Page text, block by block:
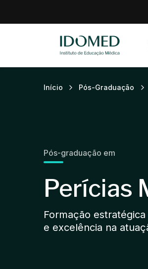
Início Pós-Graduação
Pós-graduação em
Perícias
Formação
e excelência na